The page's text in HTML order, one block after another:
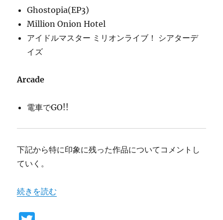
Ghostopia(EP3)
Million Onion Hotel
アイドルマスター ミリオンライブ！ シアターデ
イズ
Arcade
電車でGO!!
下記から特に印象に残った作品についてコメントし
ていく。
“2017 振り返り 私的GOTY” の
続きを読む